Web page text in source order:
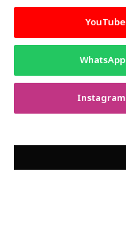
YouTube
WhatsApp
Instagram